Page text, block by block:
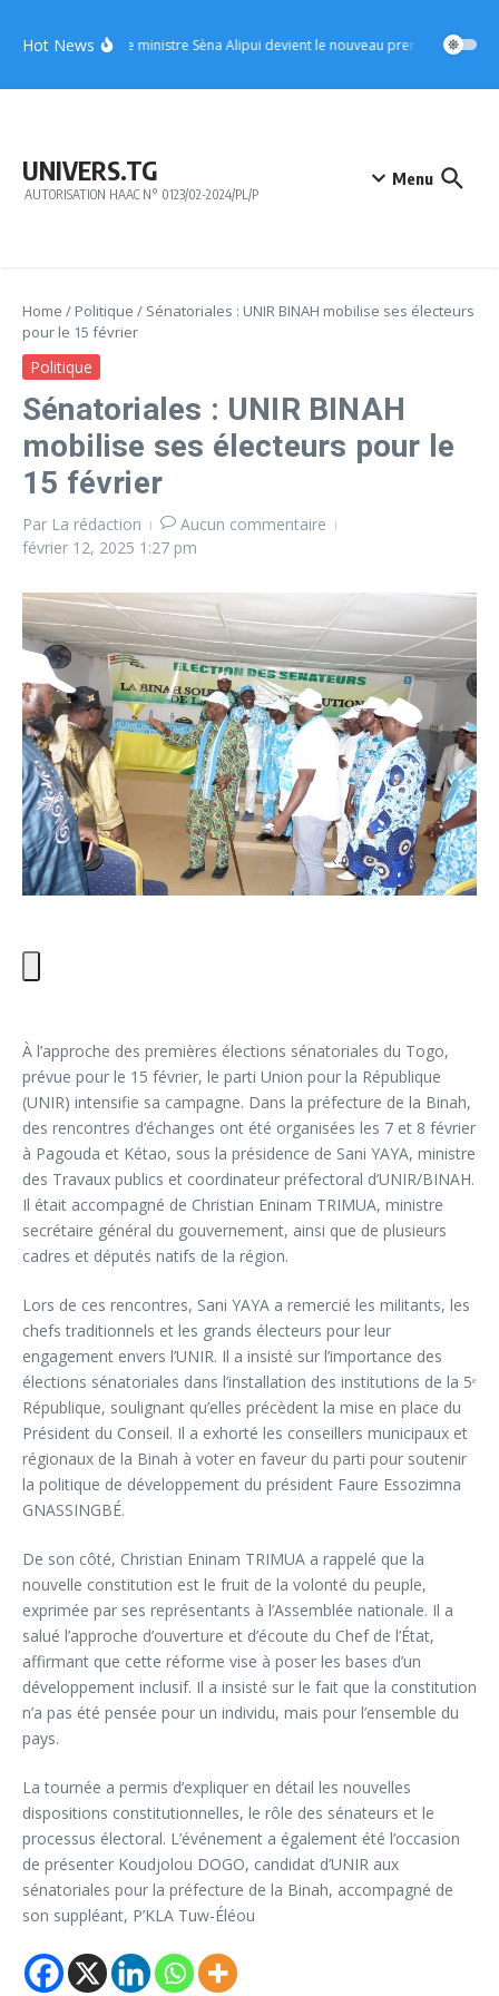
Hot NewsUFC : le ministre Sèna Alipui devient le nouveau premier vice-
UNIVERS.TG
AUTORISATION HAAC N° 0123/02-2024/PL/P
Menu
Home / Politique / Sénatoriales : UNIR BINAH mobilise ses électeurs
pour le 15 février
Politique
Sénatoriales : UNIR BINAH
mobilise ses électeurs pour le
15 février
Par La rédaction
Aucun commentaire
février 12, 2025 1:27 pm
À l’approche des premières élections sénatoriales du Togo,
prévue pour le 15 février, le parti Union pour la République
(UNIR) intensifie sa campagne. Dans la préfecture de la Binah,
des rencontres d’échanges ont été organisées les 7 et 8 février
à Pagouda et Kétao, sous la présidence de Sani YAYA, ministre
des Travaux publics et coordinateur préfectoral d’UNIR/BINAH.
Il était accompagné de Christian Eninam TRIMUA, ministre
secrétaire général du gouvernement, ainsi que de plusieurs
cadres et députés natifs de la région.
Lors de ces rencontres, Sani YAYA a remercié les militants, les
chefs traditionnels et les grands électeurs pour leur
engagement envers l’UNIR. Il a insisté sur l’importance des
élections sénatoriales dans l’installation des institutions de la 5ᵉ
République, soulignant qu’elles précèdent la mise en place du
Président du Conseil. Il a exhorté les conseillers municipaux et
régionaux de la Binah à voter en faveur du parti pour soutenir
la politique de développement du président Faure Essozimna
GNASSINGBÉ.
De son côté, Christian Eninam TRIMUA a rappelé que la
nouvelle constitution est le fruit de la volonté du peuple,
exprimée par ses représentants à l’Assemblée nationale. Il a
salué l’approche d’ouverture et d’écoute du Chef de l’État,
affirmant que cette réforme vise à poser les bases d’un
développement inclusif. Il a insisté sur le fait que la constitution
n’a pas été pensée pour un individu, mais pour l’ensemble du
pays.
La tournée a permis d’expliquer en détail les nouvelles
dispositions constitutionnelles, le rôle des sénateurs et le
processus électoral. L’événement a également été l’occasion
de présenter Koudjolou DOGO, candidat d’UNIR aux
sénatoriales pour la préfecture de la Binah, accompagné de
son suppléant, P’KLA Tuw-Éléou